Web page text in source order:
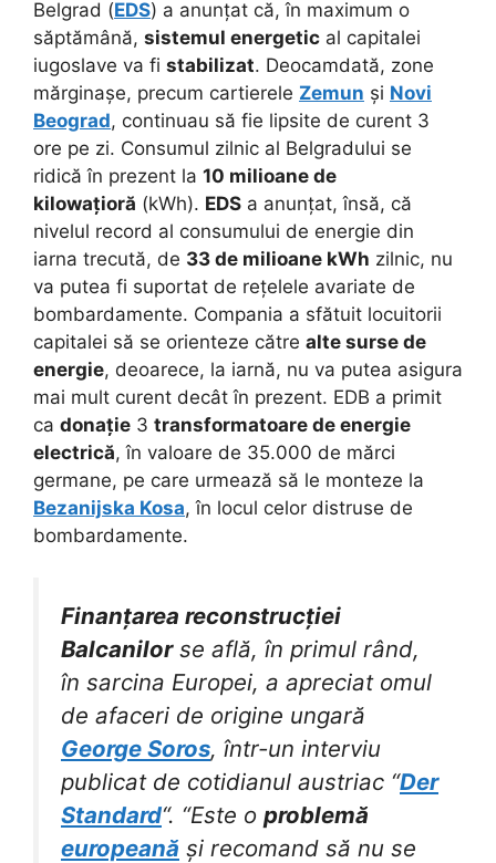
Belgrad (EDS) a anunțat că, în maximum o
săptămână, sistemul energetic al capitalei
iugoslave va fi stabilizat. Deocamdată, zone
mărginașe, precum cartierele Zemun și Novi
Beograd, continuau să fie lipsite de curent 3
ore pe zi. Consumul zilnic al Belgradului se
ridică în prezent la 10 milioane de
kilowațioră (kWh). EDS a anunțat, însă, că
nivelul record al consumului de energie din
iarna trecută, de 33 de milioane kWh zilnic, nu
va putea fi suportat de rețelele avariate de
bombardamente. Compania a sfătuit locuitorii
capitalei să se orienteze către alte surse de
energie, deoarece, la iarnă, nu va putea asigura
mai mult curent decât în prezent. EDB a primit
ca donație 3 transformatoare de energie
electrică, în valoare de 35.000 de mărci
germane, pe care urmează să le monteze la
Bezanijska Kosa, în locul celor distruse de
bombardamente.
Finanțarea reconstrucției
Balcanilorse află, în primul rând,
în sarcina Europei, a apreciat omul
de afaceri de origine ungară
George Soros, într-un interviu
publicat de cotidianul austriac “Der
Standard“. “Este o problemă
europeană și recomand să nu se